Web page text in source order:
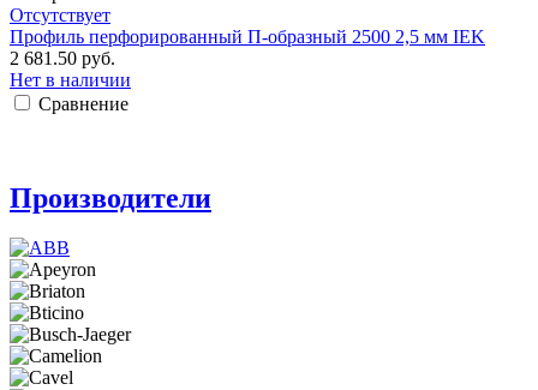
Отсутствует
Профиль перфорированный П-образный 2500 2,5 мм IEK
2 681.50 руб.
Нет в наличии
Сравнение
Производители